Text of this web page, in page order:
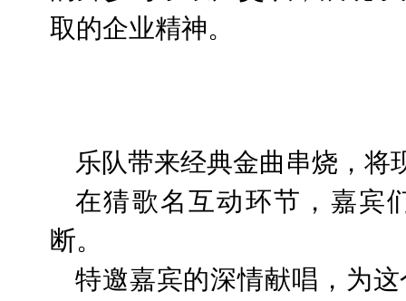
取的企业精神。
乐队带来经典金曲串烧，将
在猜歌名互动环节，嘉宾
断。
特邀嘉宾的深情献唱，为